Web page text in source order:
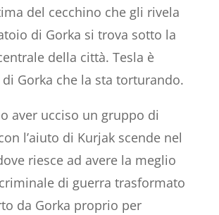
del cecchino che gli rivela
di Gorka si trova sotto la
della città. Tesla è
Gorka che la sta torturando.
aver ucciso un gruppo di
l’aiuto di Kurjak scende nel
riesce ad avere la meglio
di guerra trasformato
da Gorka proprio per